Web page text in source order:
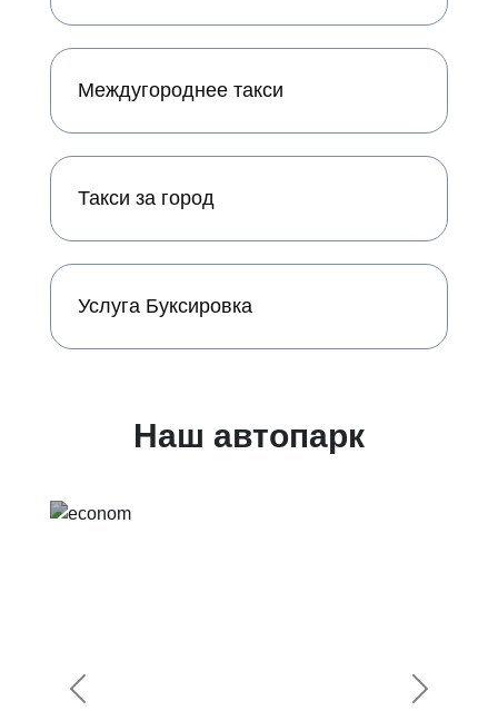
Междугороднее такси
Такси за город
Услуга Буксировка
Наш автопарк
Предыдущий